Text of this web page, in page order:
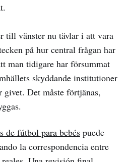
till vänster nu tävlar i att vara
på hur central frågan har
man tidigare har försummat
skyddande institutioner
Det måste förtjänas,
de fútbol para bebés puede
la correspondencia entre